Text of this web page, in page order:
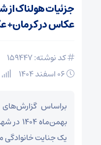
جزئیات هولناک از
عکاس در
کد نوشته: 159447
یک جنایت خانوادگی